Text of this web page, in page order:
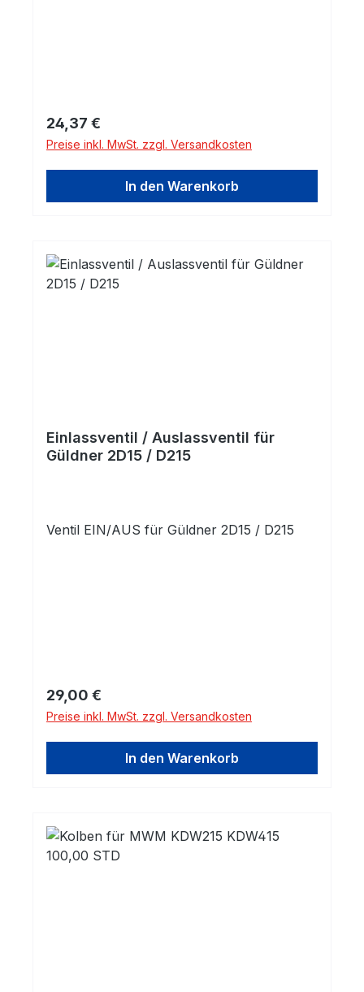
Regulärer Preis:
24,37 €
Preise inkl. MwSt. zzgl. Versandkosten
In den Warenkorb
Einlassventil / Auslassventil für
Güldner 2D15 / D215
Ventil EIN/AUS für Güldner 2D15 / D215
Regulärer Preis:
29,00 €
Preise inkl. MwSt. zzgl. Versandkosten
In den Warenkorb